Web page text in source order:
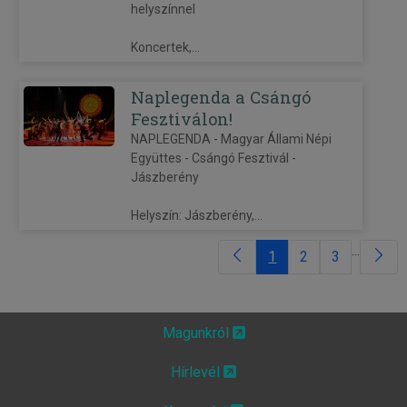
helyszínnel
Koncertek,...
Naplegenda a Csángó
Fesztiválon!
NAPLEGENDA - Magyar Állami Népi
Együttes - Csángó Fesztivál -
Jászberény
Helyszín: Jászberény,...
1 2 3 ...
Magunkról
Hírlevél